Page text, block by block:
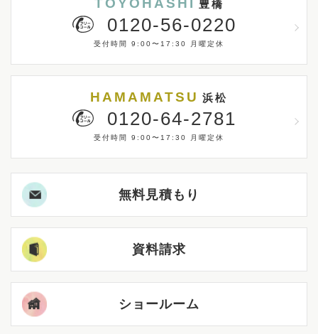
TOYOHASHI 豊橋
0120-56-0220
受付時間 9:00〜17:30 月曜定休
HAMAMATSU 浜松
0120-64-2781
受付時間 9:00〜17:30 月曜定休
無料見積もり
資料請求
ショールーム